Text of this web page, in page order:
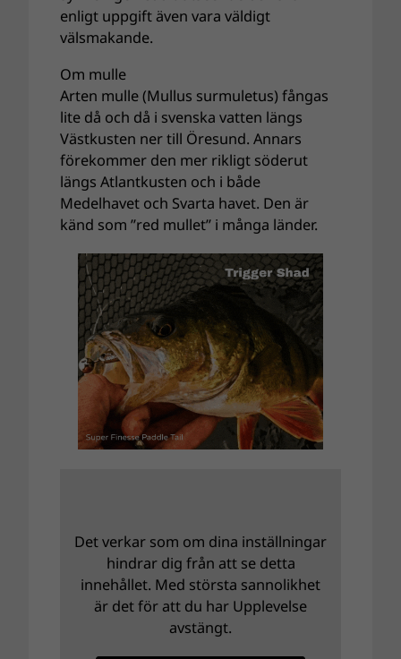
enligt uppgift även vara väldigt
välsmakande.
Om mulle
Arten mulle (Mullus surmuletus) fångas
lite då och då i svenska vatten längs
Västkusten ner till Öresund. Annars
förekommer den mer rikligt söderut
längs Atlantkusten och i både
Medelhavet och Svarta havet. Den är
känd som ”red mullet” i många länder.
Det verkar som om dina inställningar
hindrar dig från att se detta
innehållet. Med största sannolikhet
är det för att du har Upplevelse
avstängt.